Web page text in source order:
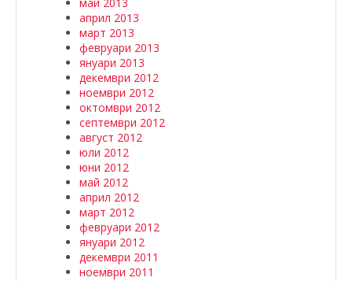
април 2013
март 2013
февруари 2013
януари 2013
декември 2012
ноември 2012
октомври 2012
септември 2012
август 2012
юли 2012
юни 2012
май 2012
април 2012
март 2012
февруари 2012
януари 2012
декември 2011
ноември 2011